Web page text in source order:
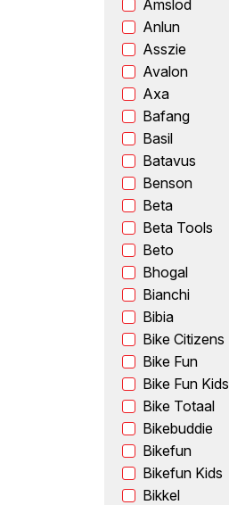
Amslod
Anlun
Asszie
Avalon
Axa
Bafang
Basil
Batavus
Benson
Beta
Beta Tools
Beto
Bhogal
Bianchi
Bibia
Bike Citizens
Bike Fun
Bike Fun Kids
Bike Totaal
Bikebuddie
Bikefun
Bikefun Kids
Bikkel